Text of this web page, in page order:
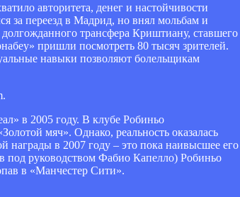
авторитета, денег и настойчивости
за переезд в Мадрид, но внял мольбам и
трансфера Криштиану, ставшего
пришли посмотреть 80 тысяч зрителей.
навыки позволяют болельщикам
в 2005 году. В клубе Робиньо
мяч». Однако, реальность оказалась
награды в 2007 году – это пока наивысшее его
под руководством Фабио Капелло) Робиньо
в «Манчестер Сити».